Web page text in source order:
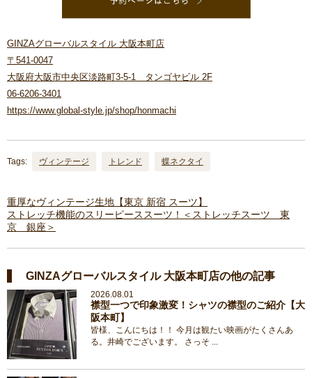
GINZAグローバルスタイル 大阪本町店
〒541-0047
大阪府大阪市中央区淡路町3-5-1 タンゴヤビル 2F
06-6206-3401
https://www.global-style.jp/shop/honmachi
Tags: ヴィンテージ トレンド 蝶ネクタイ
重厚なヴィンテージ生地【東京 新宿 スーツ】
ストレッチ機能のスリーピーススーツ！＜ストレッチスーツ 東
京 銀座＞
GINZAグローバルスタイル 大阪本町店の他の記事
2026.08.01
襟型一つで印象激変！シャツの襟型のご紹介【大
阪本町】
皆様、こんにちは！！ 今月は観たい映画がたくさんあ
る。井崎でございます。 さっそ ...